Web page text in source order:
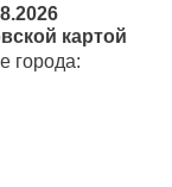
картой
города: